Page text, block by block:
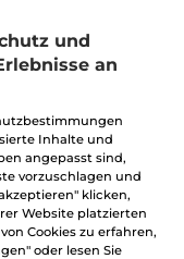
und
an
Inhalte und
angepasst sind,
vorzuschlagen und
klicken,
Website platzierten
Cookies zu erfahren,
oder lesen Sie